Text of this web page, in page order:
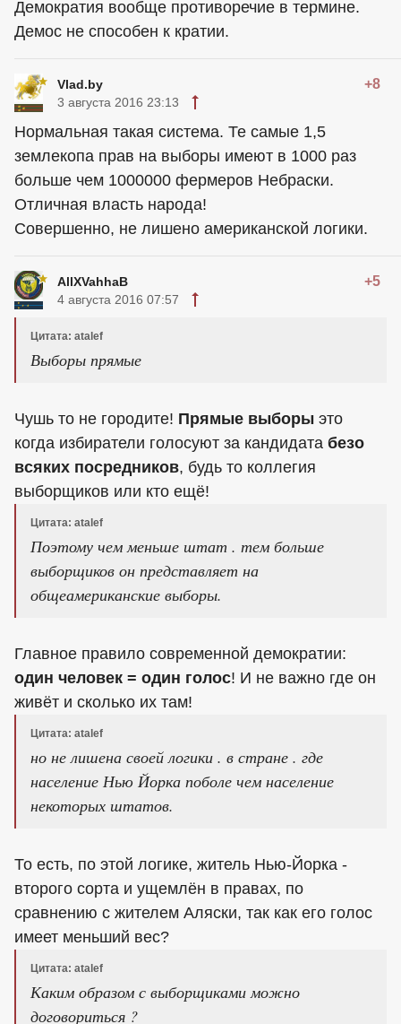
Демократия вообще противоречие в термине.
Демос не способен к кратии.
Vlad.by +8
3 августа 2016 23:13
Нормальная такая система. Те самые 1,5
землекопа прав на выборы имеют в 1000 раз
больше чем 1000000 фермеров Небраски.
Отличная власть народа!
Совершенно, не лишено американской логики.
AllXVahhaB +5
4 августа 2016 07:57
Цитата: atalef
Выборы прямые
Чушь то не городите! Прямые выборы это
когда избиратели голосуют за кандидата безо
всяких посредников, будь то коллегия
выборщиков или кто ещё!
Цитата: atalef
Поэтому чем меньше штат . тем больше
выборщиков он представляет на
общеамериканские выборы.
Главное правило современной демократии:
один человек = один голос! И не важно где он
живёт и сколько их там!
Цитата: atalef
но не лишена своей логики . в стране . где
население Нью Йорка поболе чем население
некоторых штатов.
То есть, по этой логике, житель Нью-Йорка -
второго сорта и ущемлён в правах, по
сравнению с жителем Аляски, так как его голос
имеет меньший вес?
Цитата: atalef
Каким образом с выборщиками можно
договориться ?